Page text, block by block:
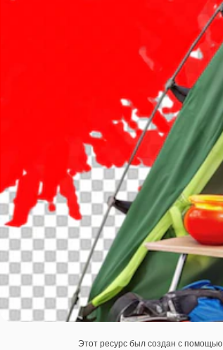
Этот ресурс был создан с помощью